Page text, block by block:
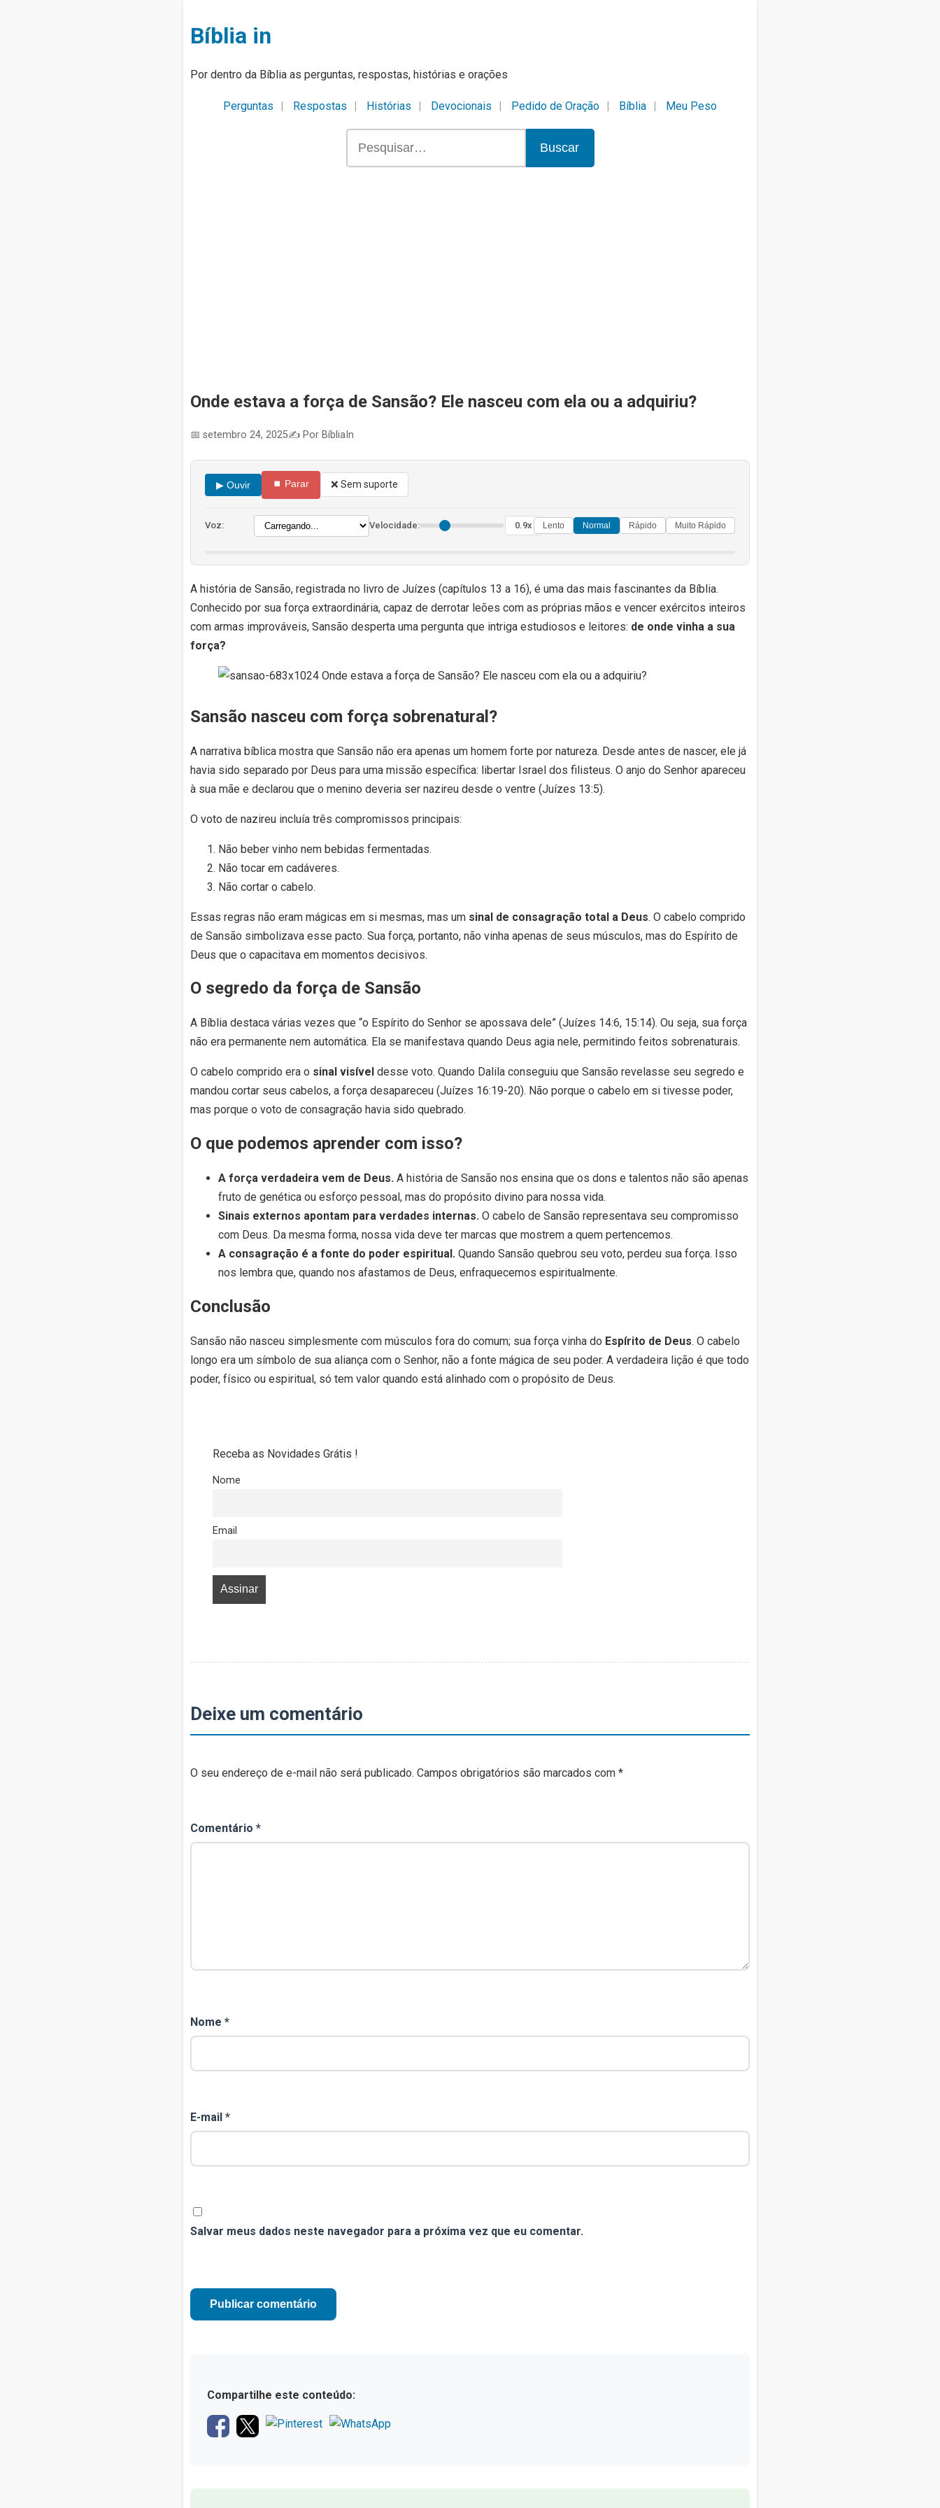
Bíblia in
Por dentro da Bíblia as perguntas, respostas, histórias e orações
Perguntas Respostas Histórias Devocionais Pedido de Oração Bíblia Meu Peso
Buscar
Onde estava a força de Sansão? Ele nasceu com ela ou a adquiriu?
📅 setembro 24, 2025✍️ Por BíbliaIn
▶ Ouvir ⏹ Parar ❌ Sem suporte
Voz: Velocidade: 0.9x Lento Normal Rápido Muito Rápido
A história de Sansão, registrada no livro de Juízes (capítulos 13 a 16), é uma das mais fascinantes da Bíblia.
Conhecido por sua força extraordinária, capaz de derrotar leões com as próprias mãos e vencer exércitos inteiros
com armas improváveis, Sansão desperta uma pergunta que intriga estudiosos e leitores: de onde vinha a sua
força?
Sansão nasceu com força sobrenatural?
A narrativa bíblica mostra que Sansão não era apenas um homem forte por natureza. Desde antes de nascer, ele já
havia sido separado por Deus para uma missão específica: libertar Israel dos filisteus. O anjo do Senhor apareceu
à sua mãe e declarou que o menino deveria ser nazireu desde o ventre (Juízes 13:5).
O voto de nazireu incluía três compromissos principais:
Não beber vinho nem bebidas fermentadas.
Não tocar em cadáveres.
Não cortar o cabelo.
Essas regras não eram mágicas em si mesmas, mas um sinal de consagração total a Deus. O cabelo comprido
de Sansão simbolizava esse pacto. Sua força, portanto, não vinha apenas de seus músculos, mas do Espírito de
Deus que o capacitava em momentos decisivos.
O segredo da força de Sansão
A Bíblia destaca várias vezes que “o Espírito do Senhor se apossava dele” (Juízes 14:6, 15:14). Ou seja, sua força
não era permanente nem automática. Ela se manifestava quando Deus agia nele, permitindo feitos sobrenaturais.
O cabelo comprido era o sinal visível desse voto. Quando Dalila conseguiu que Sansão revelasse seu segredo e
mandou cortar seus cabelos, a força desapareceu (Juízes 16:19-20). Não porque o cabelo em si tivesse poder,
mas porque o voto de consagração havia sido quebrado.
O que podemos aprender com isso?
A força verdadeira vem de Deus. A história de Sansão nos ensina que os dons e talentos não são apenas
fruto de genética ou esforço pessoal, mas do propósito divino para nossa vida.
Sinais externos apontam para verdades internas. O cabelo de Sansão representava seu compromisso
com Deus. Da mesma forma, nossa vida deve ter marcas que mostrem a quem pertencemos.
A consagração é a fonte do poder espiritual. Quando Sansão quebrou seu voto, perdeu sua força. Isso
nos lembra que, quando nos afastamos de Deus, enfraquecemos espiritualmente.
Conclusão
Sansão não nasceu simplesmente com músculos fora do comum; sua força vinha do Espírito de Deus. O cabelo
longo era um símbolo de sua aliança com o Senhor, não a fonte mágica de seu poder. A verdadeira lição é que todo
poder, físico ou espiritual, só tem valor quando está alinhado com o propósito de Deus.
Receba as Novidades Grátis !
Nome
Email
Deixe um comentário
O seu endereço de e-mail não será publicado. Campos obrigatórios são marcados com *
Comentário *
Nome *
E-mail *
Salvar meus dados neste navegador para a próxima vez que eu comentar.
Compartilhe este conteúdo: